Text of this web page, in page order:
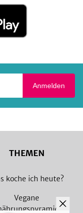
Anmelden
THEMEN
koche ich heute?
Vegane